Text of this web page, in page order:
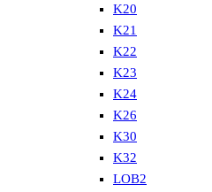
K20
K21
K22
K23
K24
K26
K30
K32
LOB2